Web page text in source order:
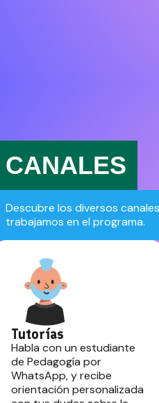
CANALES
Descubre los diversos
trabajamos en el programa.
Tutorías
Habla con un estudiante
de Pedagogía por
WhatsApp, y recibe
orientación personalizada